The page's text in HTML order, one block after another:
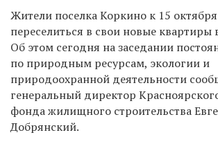
Жители поселка Коркино к 15
переселиться в свои новые квартиры
Об этом сегодня на заседании
по природным ресурсам, экологии и
природоохранной деятельности
генеральный директор
фонда жилищного строительства
Добрянский.